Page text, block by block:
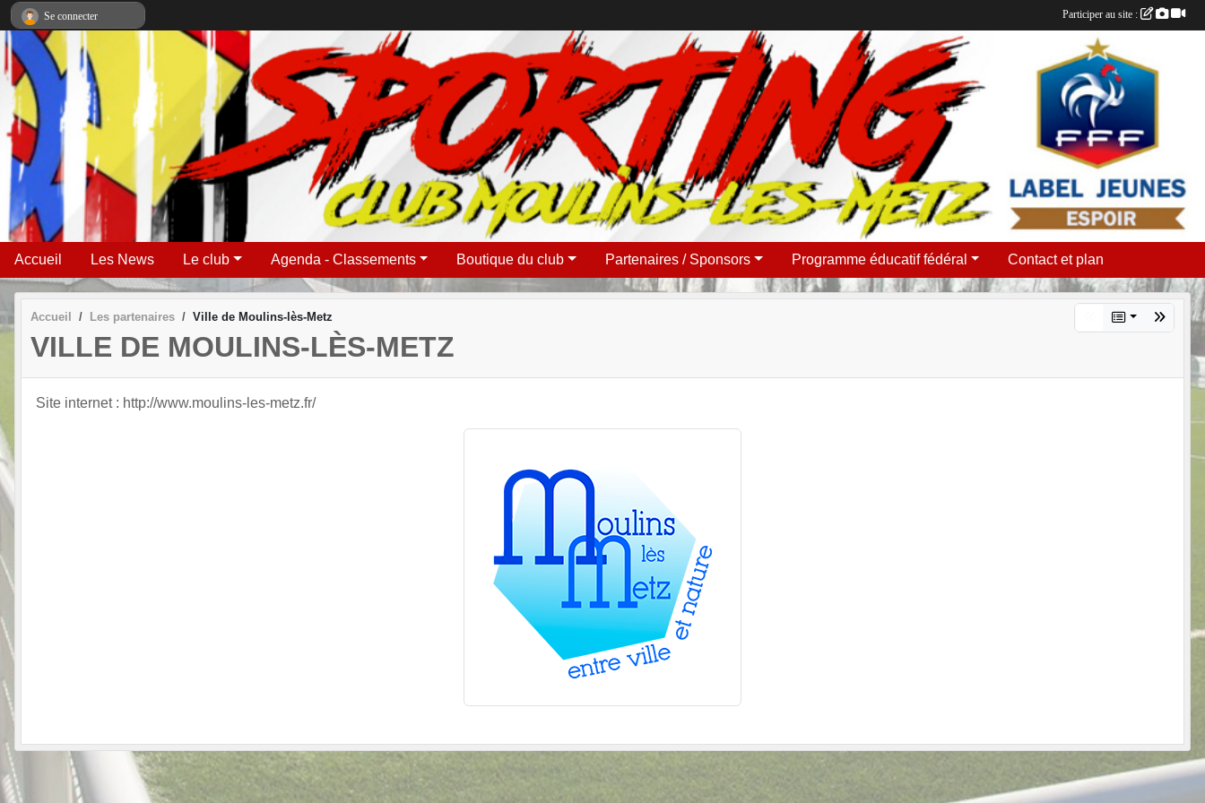
Accueil Les News Le club Agenda - Classements Boutique du club Partenaires / Sponsors Programme éducatif fédéral Contact et plan
Accueil Les partenaires Ville de Moulins-lès-Metz
VILLE DE MOULINS-LÈS-METZ
Site internet : http://www.moulins-les-metz.fr/
Se connecter Participer au site :
Panneau de gestion des cookies